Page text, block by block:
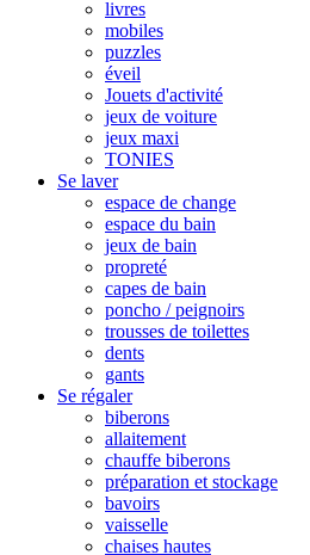
livres
mobiles
puzzles
éveil
Jouets d'activité
jeux de voiture
jeux maxi
TONIES
Se laver
espace de change
espace du bain
jeux de bain
propreté
capes de bain
poncho / peignoirs
trousses de toilettes
dents
gants
Se régaler
biberons
allaitement
chauffe biberons
préparation et stockage
bavoirs
vaisselle
chaises hautes